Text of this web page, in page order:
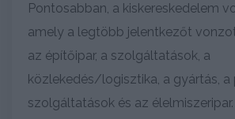
Pontosabban, a kiskereskedelem
amely a legtöbb jelentkezőt
az építőipar, a szolgáltatások, a
közlekedés/logisztika, a gyártás, a
szolgáltatások és az élelmiszeripar.